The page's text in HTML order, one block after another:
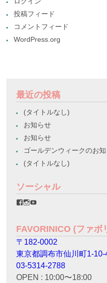
投稿フィード
コメントフィード
WordPress.org
最近の投稿
(タイトルなし)
お知らせ
お知らせ
ゴールデンウィークのお
(タイトルなし)
ソーシャル
favorinico.jp
プ
ロ
フ
ィ
ー
ル
を
Facebook
favorinico.jp
プ
ロ
フ
ィ
ー
ル
を
Instagram
プ
ロ
フ
ィ
ー
ル
を
YouTube
FAVORINICO (ファボ
〒182-0002
東京都調布市仙川町1-
03-5314-2788
OPEN : 10:00〜18:00